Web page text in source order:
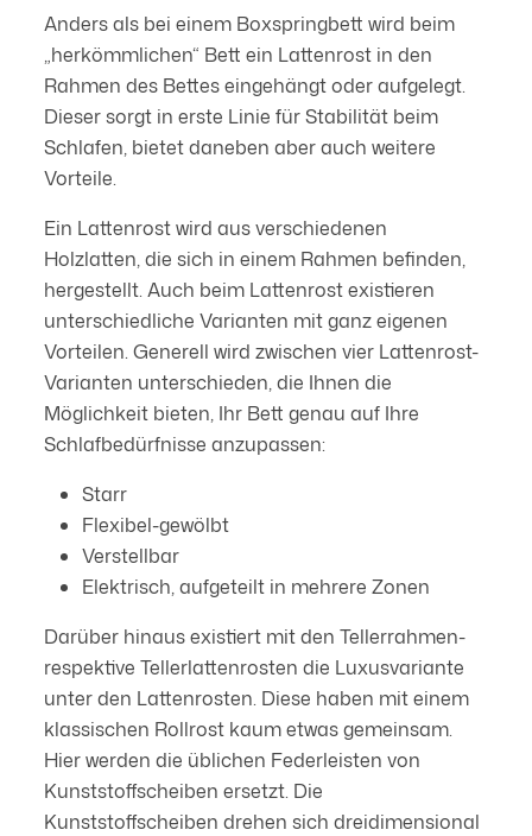
Anders als bei einem Boxspringbett wird beim
„herkömmlichen“ Bett ein Lattenrost in den
Rahmen des Bettes eingehängt oder aufgelegt.
Dieser sorgt in erste Linie für Stabilität beim
Schlafen, bietet daneben aber auch weitere
Vorteile.
Ein Lattenrost wird aus verschiedenen
Holzlatten, die sich in einem Rahmen befinden,
hergestellt. Auch beim Lattenrost existieren
unterschiedliche Varianten mit ganz eigenen
Vorteilen. Generell wird zwischen vier Lattenrost-
Varianten unterschieden, die Ihnen die
Möglichkeit bieten, Ihr Bett genau auf Ihre
Schlafbedürfnisse anzupassen:
Starr
Flexibel-gewölbt
Verstellbar
Elektrisch, aufgeteilt in mehrere Zonen
Darüber hinaus existiert mit den Tellerrahmen-
respektive Tellerlattenrosten die Luxusvariante
unter den Lattenrosten. Diese haben mit einem
klassischen Rollrost kaum etwas gemeinsam.
Hier werden die üblichen Federleisten von
Kunststoffscheiben ersetzt. Die
Kunststoffscheiben drehen sich dreidimensional